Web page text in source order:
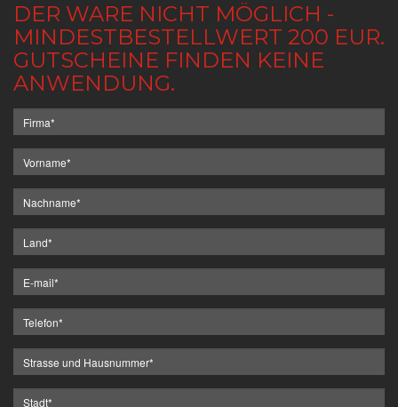
DER WARE NICHT MÖGLICH -
MINDESTBESTELLWERT 200 EUR.
GUTSCHEINE FINDEN KEINE
ANWENDUNG.